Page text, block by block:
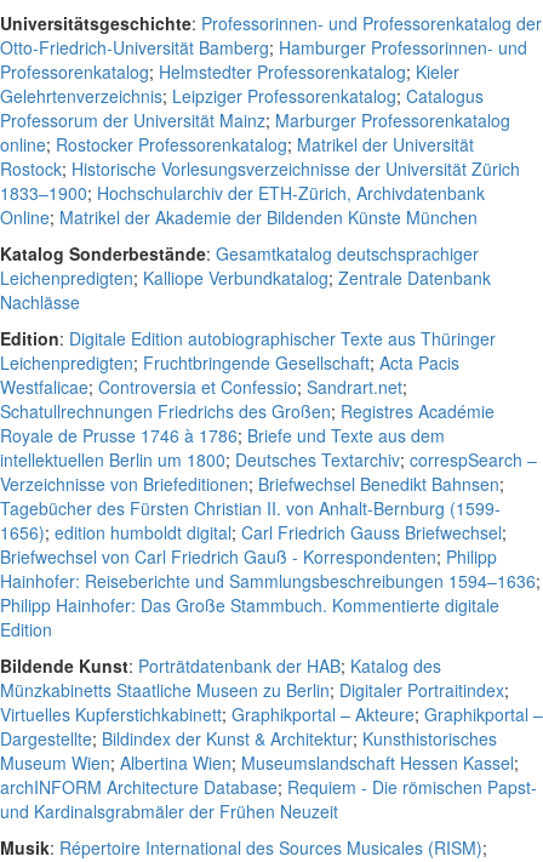
Universitätsgeschichte: Professorinnen- und Professorenkatalog der
Otto-Friedrich-Universität Bamberg; Hamburger Professorinnen- und
Professorenkatalog; Helmstedter Professorenkatalog; Kieler
Gelehrtenverzeichnis; Leipziger Professorenkatalog; Catalogus
Professorum der Universität Mainz; Marburger Professorenkatalog
online; Rostocker Professorenkatalog; Matrikel der Universität
Rostock; Historische Vorlesungsverzeichnisse der Universität Zürich
1833–1900; Hochschularchiv der ETH-Zürich, Archivdatenbank
Online; Matrikel der Akademie der Bildenden Künste München
Katalog Sonderbestände: Gesamtkatalog deutschsprachiger
Leichenpredigten; Kalliope Verbundkatalog; Zentrale Datenbank
Nachlässe
Edition: Digitale Edition autobiographischer Texte aus Thüringer
Leichenpredigten; Fruchtbringende Gesellschaft; Acta Pacis
Westfalicae; Controversia et Confessio; Sandrart.net;
Schatullrechnungen Friedrichs des Großen; Registres Académie
Royale de Prusse 1746 à 1786; Briefe und Texte aus dem
intellektuellen Berlin um 1800; Deutsches Textarchiv; correspSearch –
Verzeichnisse von Briefeditionen; Briefwechsel Benedikt Bahnsen;
Tagebücher des Fürsten Christian II. von Anhalt-Bernburg (1599-
1656); edition humboldt digital; Carl Friedrich Gauss Briefwechsel;
Briefwechsel von Carl Friedrich Gauß - Korrespondenten; Philipp
Hainhofer: Reiseberichte und Sammlungsbeschreibungen 1594–1636;
Philipp Hainhofer: Das Große Stammbuch. Kommentierte digitale
Edition
Bildende Kunst: Porträtdatenbank der HAB; Katalog des
Münzkabinetts Staatliche Museen zu Berlin; Digitaler Portraitindex;
Virtuelles Kupferstichkabinett; Graphikportal – Akteure; Graphikportal –
Dargestellte; Bildindex der Kunst & Architektur; Kunsthistorisches
Museum Wien; Albertina Wien; Museumslandschaft Hessen Kassel;
archINFORM Architecture Database; Requiem - Die römischen Papst-
und Kardinalsgrabmäler der Frühen Neuzeit
Musik: Répertoire International des Sources Musicales (RISM);